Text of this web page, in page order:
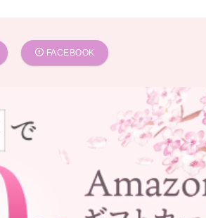
FACEBOOK